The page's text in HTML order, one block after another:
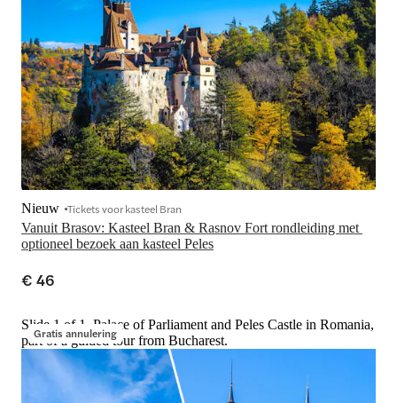
Vanuit Brasov: Kasteel Bran & Rasnov Fort rondleiding met
optioneel bezoek aan kasteel Peles
Nieuw Tickets voor kasteel Bran
€ 46
Gratis annulering
Slide 1 of 1, Palace of Parliament and Peles Castle in Romania,
part of a guided tour from Bucharest.